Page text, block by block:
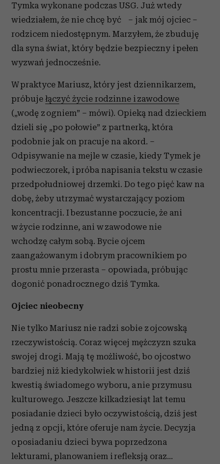
Tymka wykonane podczas USG. Już wtedy
wiedziałem, że nie chcę być – jak mój ojciec –
rodzicem niedostępnym. Marzyłem, że zbuduję
dla syna świat, który będzie bezpieczny i pełen
wyzwań jednocześnie.
W praktyce Mariusz, który jest dziennikarzem,
próbuje łączyć życie rodzinne i zawodowe
(„wodę z ogniem” – mówi). Opieką nad dzieckiem
dzieli się „po połowie” z partnerką, która
podobnie jak on pracuje na akord. –
Odpisywanie na mejle w czasie, kiedy Tymek je
podwieczorek, i próba napisania tekstu w czasie
przedpołudniowej drzemki. Do tego pięć kaw na
dobę, żeby utrzymać wystarczający poziom
koncentracji. I bezustanne poczucie, że ani
w życie rodzinne, ani w zawodowe nie
wchodzę całym sobą. Bycie ojcem
zaangażowanym i dobrym pracownikiem po
prostu mnie przerasta – opowiada, próbując
dogonić ponadrocznego dziś Tymka.
Ojciec nieobecny
Nie tylko Mariusz nie radzi sobie z ojcowską
rzeczywistością. Coraz więcej mężczyzn szuka
swojej drogi. Mają tę możliwość, bo ojcostwo
bardziej niż kiedykolwiek w historii jest dziś
kwestią świadomego wyboru, a nie przymusu
kulturowego. Jeszcze kilkadziesiąt lat temu
posiadanie dzieci było oczywistością, dziś jest
jedną z opcji, które oferuje nam życie. Decyzja
o posiadaniu dzieci bywa poprzedzona
lekturami, planowaniem i refleksją oraz…